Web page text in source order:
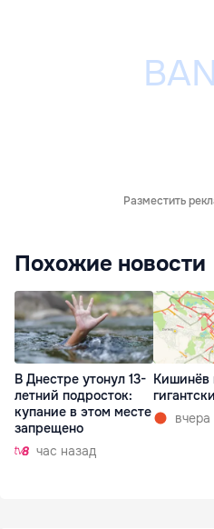
Разместить
Похожие новости
В Днестре утонул 13-
летний подросток:
купание в этом месте
запрещено
час назад
Кишинёв
вчера